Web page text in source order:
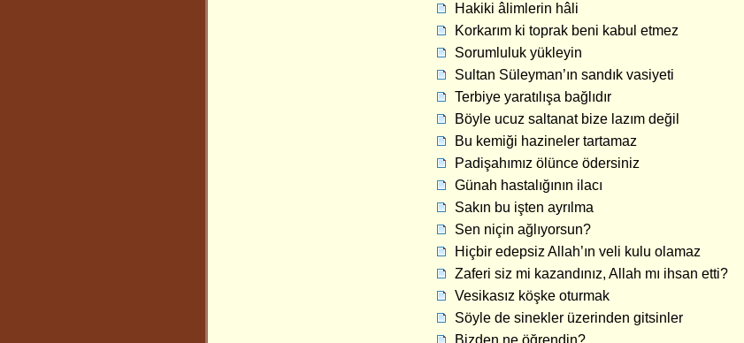
Hakiki âlimlerin hâli
Korkarım ki toprak beni kabul etmez
Sorumluluk yükleyin
Sultan Süleyman’ın sandık vasiyeti
Terbiye yaratılışa bağlıdır
Böyle ucuz saltanat bize lazım değil
Bu kemiği hazineler tartamaz
Padişahımız ölünce ödersiniz
Günah hastalığının ilacı
Sakın bu işten ayrılma
Sen niçin ağlıyorsun?
Hiçbir edepsiz Allah’ın veli kulu olamaz
Zaferi siz mi kazandınız, Allah mı ihsan etti?
Vesikasız köşke oturmak
Söyle de sinekler üzerinden gitsinler
Bizden ne öğrendin?